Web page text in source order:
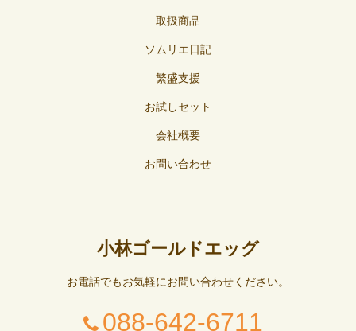
取扱商品
ソムリエ日記
繁盛支援
お試しセット
会社概要
お問い合わせ
小林ゴールドエッグ
お電話でもお気軽にお問い合わせください。
088-642-6711